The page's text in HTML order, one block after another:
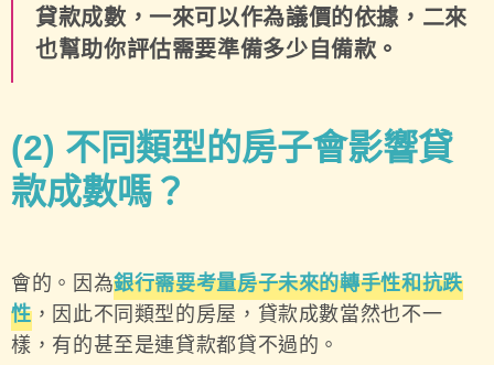
貸款成數，一來可以作為議價的依據，二來
也幫助你評估需要準備多少自備款。
(2) 不同類型的房子會影響貸
款成數嗎？
會的。因為銀行需要考量房子未來的轉手性和抗跌
性，因此不同類型的房屋，貸款成數當然也不一
樣，有的甚至是連貸款都貸不過的。